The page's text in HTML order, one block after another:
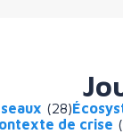
(28)
de crise